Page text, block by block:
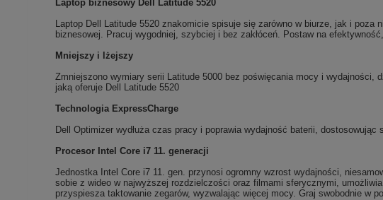
Laptop biznesowy Dell Latitude 5520
Laptop Dell Latitude 5520 znakomicie spisuje się zarówno w biurze, jak i poza
biznesowej. Pracuj wygodniej, szybciej i bez zakłóceń. Postaw na
Mniejszy i lżejszy
Zmniejszono wymiary serii Latitude 5000 bez poświęcania mocy i
jaką oferuje Dell Latitude 5520
Technologia ExpressCharge
Dell Optimizer wydłuża czas pracy i poprawia wydajność baterii,
Procesor Intel Core i7 11. generacji
Jednostka Intel Core i7 11. gen. przynosi ogromny wzrost wydajności,
sobie z wideo w najwyższej rozdzielczości oraz filmami sferycznymi,
przyspiesza taktowanie zegarów, wyzwalając więcej mocy. Graj swobodnie w